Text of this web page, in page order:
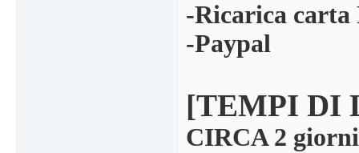
-Ricarica carta
-Paypal
[TEMPI DI
CIRCA 2 giorni